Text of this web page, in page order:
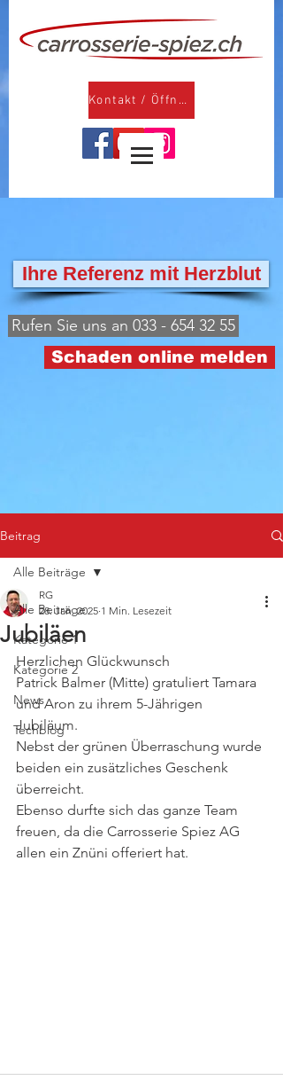
Kontakt / Öffnungszeiten
Ihre Referenz mit Herzblut
Rufen Sie uns an 033 - 654 32 55
Schaden online melden
Beitrag
Alle Beiträge
Kategorie 1
Kategorie 2
News
Techblog
Alle Beiträge
Jubiläen
RG
28. Jan. 2025 1 Min. Lesezeit
Herzlichen Glückwunsch
Patrick Balmer (Mitte) gratuliert Tamara
und Aron zu ihrem 5-Jährigen
Jubiläum.
Nebst der grünen Überraschung wurde
beiden ein zusätzliches Geschenk
überreicht.
Ebenso durfte sich das ganze Team
freuen, da die Carrosserie Spiez AG
allen ein Znüni offeriert hat.